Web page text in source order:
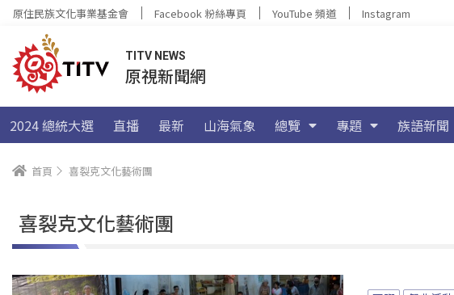
原住民族文化事業基金會 Facebook 粉絲專頁 YouTube 頻道 Instagram
TITV NEWS
原視新聞網
2024 總統大選 直播 最新 山海氣象 總覽 專題 族語新聞
首頁 喜裂克文化藝術團
喜裂克文化藝術團